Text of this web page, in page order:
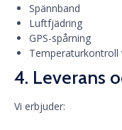
Spännband
Luftfjädring
GPS-spårning
Temperaturkontroll
4. Leverans
Vi erbjuder: